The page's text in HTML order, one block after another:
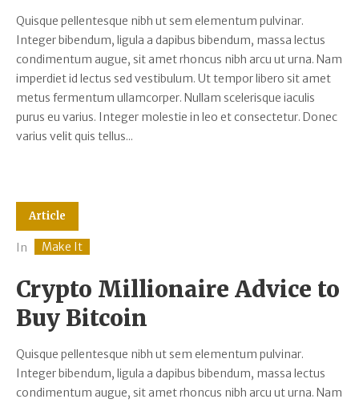
Quisque pellentesque nibh ut sem elementum pulvinar.
Integer bibendum, ligula a dapibus bibendum, massa lectus
condimentum augue, sit amet rhoncus nibh arcu ut urna. Nam
imperdiet id lectus sed vestibulum. Ut tempor libero sit amet
metus fermentum ullamcorper. Nullam scelerisque iaculis
purus eu varius. Integer molestie in leo et consectetur. Donec
varius velit quis tellus...
Article
In Make It
Crypto Millionaire Advice to
Buy Bitcoin
Quisque pellentesque nibh ut sem elementum pulvinar.
Integer bibendum, ligula a dapibus bibendum, massa lectus
condimentum augue, sit amet rhoncus nibh arcu ut urna. Nam